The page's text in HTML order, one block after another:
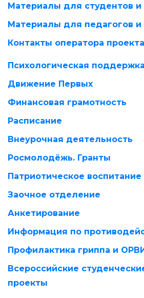
Материалы для студентов и
Материалы для педагогов
Контакты оператора проекта
Психологическая поддержка
Движение Первых
Финансовая грамотность
Расписание
Внеурочная деятельность
Росмолодёжь. Гранты
Патриотическое воспитание
Заочное отделение
Анкетирование
Информация по
Профилактика гриппа и ОРВИ
Всероссийские
проекты